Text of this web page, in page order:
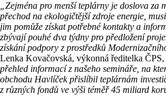
„Zejména pro menší teplárny je doslova za
přechod na ekologičtější zdroje energie,
jim pomůže získat potřebné kontakty a
zbývají pouhé dva týdny pro předložení
získání podpory z prostředků
Lenka Kovačovská, výkonná ředitelka ČPS,
přehled informací z našeho semináře, na
obchodu Havlíček přislíbil teplárnám
z různých fondů ve výši téměř 45 miliard